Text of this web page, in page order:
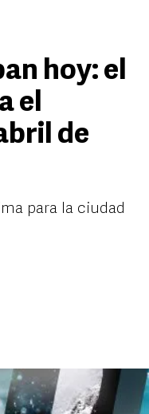
hoy: el
el
de
para la ciudad